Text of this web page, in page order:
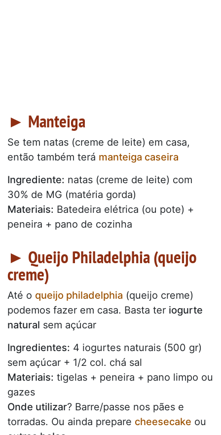
► Manteiga
Se tem natas (creme de leite) em casa,
então também terá manteiga caseira
Ingrediente: natas (creme de leite) com
30% de MG (matéria gorda)
Materiais: Batedeira elétrica (ou pote) +
peneira + pano de cozinha
► Queijo Philadelphia (queijo
creme)
Até o queijo philadelphia (queijo creme)
podemos fazer em casa. Basta ter iogurte
natural sem açúcar
Ingredientes: 4 iogurtes naturais (500 gr)
sem açúcar + 1/2 col. chá sal
Materiais: tigelas + peneira + pano limpo ou
gazes
Onde utilizar? Barre/passe nos pães e
torradas. Ou ainda prepare cheesecake ou